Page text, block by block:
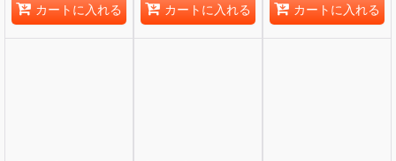
カートに入れる カートに入れる カートに入れる